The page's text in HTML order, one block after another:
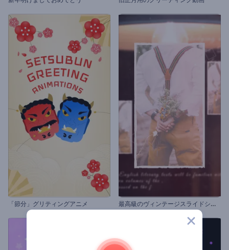
「節分」グリティングアニメ 最
高級のヴィンテージスライドショー